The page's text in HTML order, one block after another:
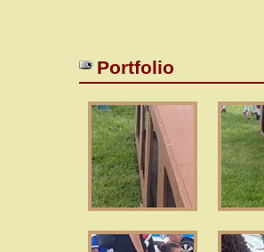
Portfolio